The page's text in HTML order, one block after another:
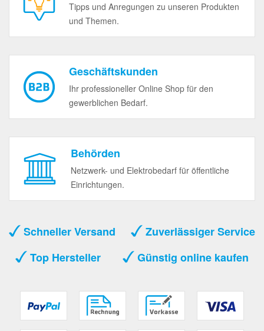
Tipps und Anregungen zu unseren Produkten
und Themen.
Geschäftskunden
Ihr professioneller Online Shop für den
gewerblichen Bedarf.
Behörden
Netzwerk- und Elektrobedarf für öffentliche
Einrichtungen.
Schneller Versand
Zuverlässiger Service
Top Hersteller
Günstig online kaufen